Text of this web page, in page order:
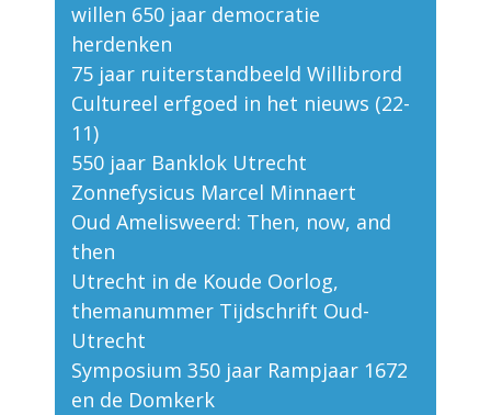
willen 650 jaar democratie
herdenken
75 jaar ruiterstandbeeld Willibrord
Cultureel erfgoed in het nieuws (22-
11)
550 jaar Banklok Utrecht
Zonnefysicus Marcel Minnaert
Oud Amelisweerd: Then, now, and
then
Utrecht in de Koude Oorlog,
themanummer Tijdschrift Oud-
Utrecht
Symposium 350 jaar Rampjaar 1672
en de Domkerk